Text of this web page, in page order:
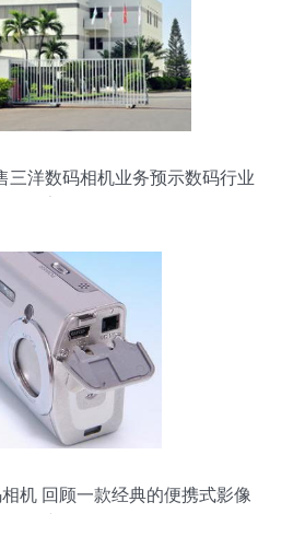
三洋数码相机业务预示数码行业
机 回顾一款经典的便携式影像